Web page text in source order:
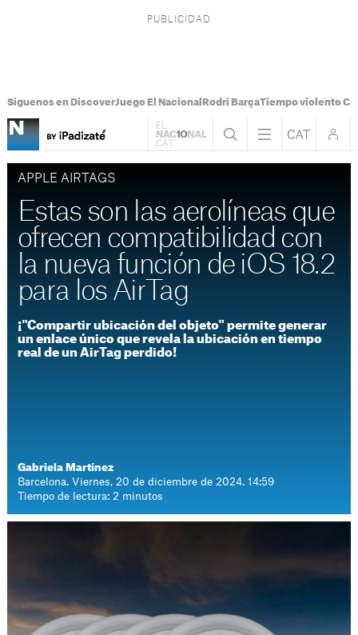
Síguenos en DiscoverJuego El Nacional Rodri BarçaTiempo violento
APPLE AIRTAGS
Estas son las aerolíneas que
ofrecen compatibilidad con
la nueva función de iOS 18.2
para los AirTag
¡"Compartir ubicación del objeto" permite generar
un enlace único que revela la ubicación en tiempo
real de un AirTag perdido!
Gabriela Martínez
Barcelona. Viernes, 20 de diciembre de 2024. 14:59
Tiempo de lectura: 2 minutos